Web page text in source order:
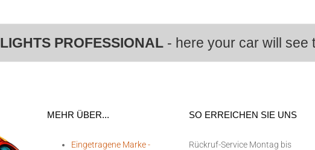
LIGHTS PROFESSIONAL- here your car will see
MEHR ÜBER...
Eingetragene Marke -
SO ERREICHEN SIE UNS
Rückruf-Service Montag bis